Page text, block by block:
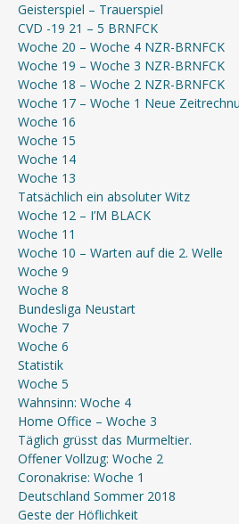
Geisterspiel – Trauerspiel
CVD -19 21 – 5 BRNFCK
Woche 20 – Woche 4 NZR-BRNFCK
Woche 19 – Woche 3 NZR-BRNFCK
Woche 18 – Woche 2 NZR-BRNFCK
Woche 17 – Woche 1 Neue
Woche 16
Woche 15
Woche 14
Woche 13
Tatsächlich ein absoluter Witz
Woche 12 – I’M BLACK
Woche 11
Woche 10 – Warten auf die 2. Welle
Woche 9
Woche 8
Bundesliga Neustart
Woche 7
Woche 6
Statistik
Woche 5
Wahnsinn: Woche 4
Home Office – Woche 3
Täglich grüsst das Murmeltier.
Offener Vollzug: Woche 2
Coronakrise: Woche 1
Deutschland Sommer 2018
Geste der Höflichkeit